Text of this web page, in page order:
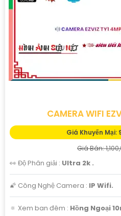
CAMERA WIFI
Giá Khuyến Mại:
Giá Bán:
👀 Độ Phân giải : Ultra 2k .
🌠 Công Nghệ Camera : IP Wifi.
🔅 Xem ban đêm : Hồng Ngoại